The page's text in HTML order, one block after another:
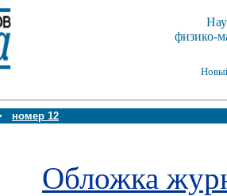
физико-
номер 12
Обложка